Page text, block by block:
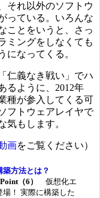
それ以外のソフトウ
っている。いろんな
ことをいうと、さっ
ミングをしなくても
になってくる。
仁義なき戦い」でハ
るように、2012年
種が参入してくる可
フトウェアレイヤで
気もします。
画をご覧ください）
方法とは？
（6）
仮想化エ
！ 実際に構築した